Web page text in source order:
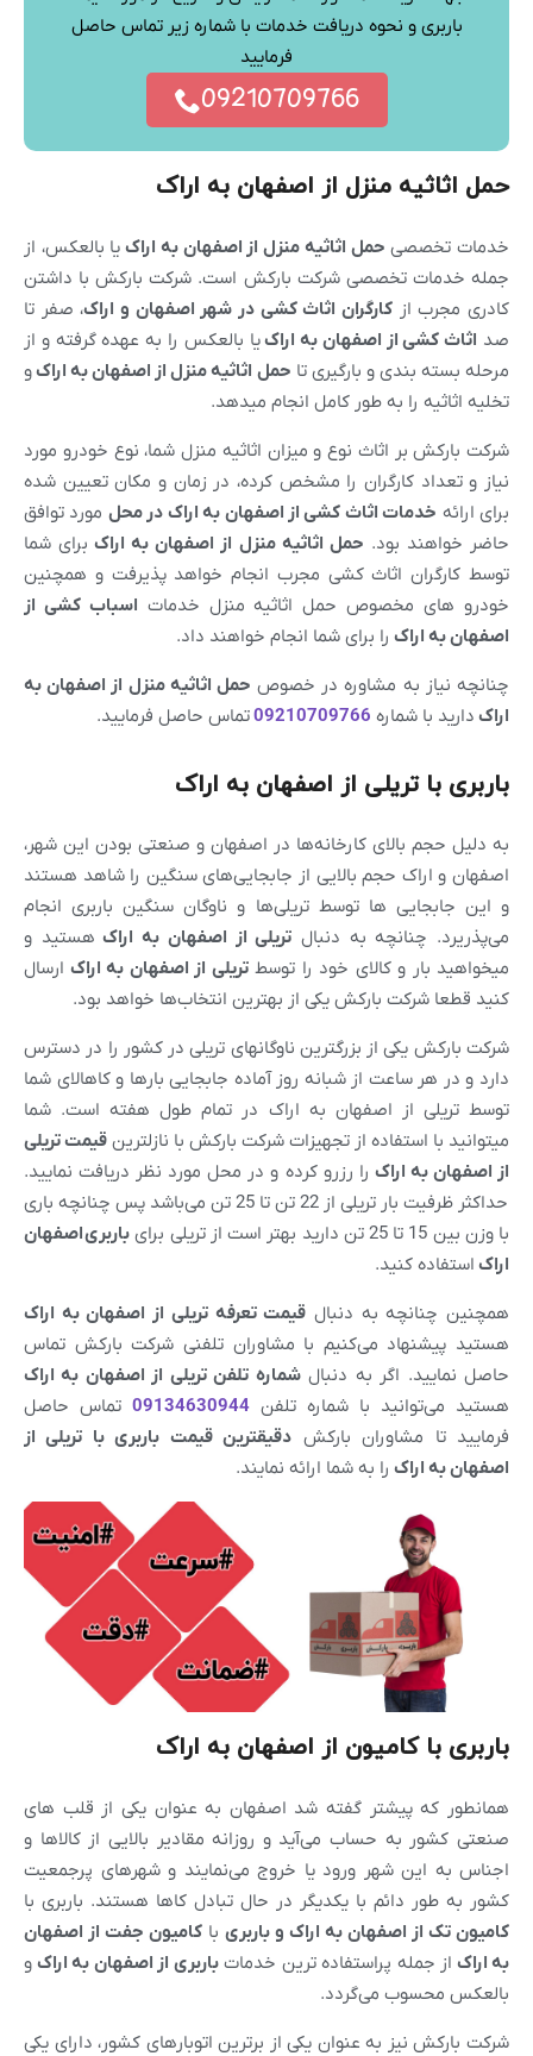
باربری و نحوه دریافت خدمات با شماره زیر تماس حاصل
فرمایید
09210709766
حمل اثاثیه منزل از اصفهان به اراک
خدمات تخصصی حمل اثاثیه منزل از اصفهانبه اراک یا بالعکس، از
جمله خدمات تخصصی شرکت بارکش است. شرکت بارکش با داشتن
کادری مجرب از کارگران اثاث کشی در شهر اصفهان و اراک، صفر تا
صد اثاث کشی از اصفهان به اراکیا بالعکس را به عهده گرفته و از
مرحله بسته بندی و بارگیری تا حمل اثاثیه منزل از اصفهانبه اراکو
تخلیه اثاثیه را به طور کامل انجام میدهد.
شرکت بارکش بر اثاث نوع و میزان اثاثیه منزل شما، نوع خودرو مورد
نیاز و تعداد کارگران را مشخص کرده، در زمان و مکان تعیین شده
برای ارائه خدمات اثاث کشی از اصفهان به اراک در محل مورد توافق
حاضر خواهند بود. حمل اثاثیه منزل از اصفهان به اراک برای شما
توسط کارگران اثاث کشی مجرب انجام خواهد پذیرفت و همچنین
خودرو های مخصوص حمل اثاثیه منزل خدمات اسباب کشی از
اصفهانبه اراک را برای شما انجام خواهند داد.
چنانچه نیاز به مشاوره در خصوص حمل اثاثیه منزل از اصفهان به
اراک دارید با شماره 09210709766تماس حاصل فرمایید.
باربری با تریلی از اصفهان به اراک
به دلیل حجم بالای کارخانه‌ها در اصفهان و صنعتی بودن این شهر،
اصفهان و اراک حجم بالایی از جابجایی‌های سنگین را شاهد هستند
و این جابجایی ها توسط تریلی‌ها و ناوگان سنگین باربری انجام
می‌پذریرد. چنانچه به دنبال تریلی از اصفهان به اراک هستید و
میخواهید بار و کالای خود را توسطتریلی از اصفهان به اراک ارسال
کنید قطعا شرکت بارکش یکی از بهترین انتخاب‌ها خواهد بود.
شرکت بارکش یکی از بزرگترین ناوگانهای تریلی در کشور را در دسترس
دارد و در هر ساعت از شبانه روز آماده جابجایی بارها و کاهالای شما
توسط تریلی از اصفهان به اراک در تمام طول هفته است. شما
میتوانید با استفاده از تجهیزات شرکت بارکش با نازلترین قیمت تریلی
از اصفهانبه اراک را رزرو کرده و در محل مورد نظر دریافت نمایید.
حداکثر ظرفیت بار تریلی از 22 تن تا 25 تن می‌باشد پس چنانچه باری
با وزن بین 15 تا 25 تن دارید بهتر است از تریلی برای
باربریاصفهان
اراک استفاده کنید.
همچنین چنانچه به دنبال قیمت تعرفه تریلی از اصفهانبه اراک
هستید پیشنهاد می‌کنیم با مشاوران تلفنی شرکت بارکش تماس
حاصل نمایید. اگر به دنبالشماره تلفن تریلی از اصفهان به اراک
هستید می‌توانید با شماره تلفن 09134630944 تماس حاصل
فرمایید تا مشاوران بارکش دقیقترین قیمت باربری با تریلی از
اصفهانبه اراک را به شما ارائه نمایند.
باربری با کامیون از اصفهان به اراک
همانطور که پیشتر گفته شد اصفهان به عنوان یکی از قلب های
صنعتی کشور به حساب می‌آید و روزانه مقادیر بالایی از کالاها و
اجناس به این شهر ورود یا خروج می‌نمایند و شهرهای پرجمعیت
کشور به طور دائم با یکدیگر در حال تبادل کاها هستند. باربری با
کامیون تک از اصفهان به اراک و باربری با کامیون جفت از اصفهان
به اراک از جمله پراستفاده ترین خدماتباربری از اصفهان به اراک و
بالعکس محسوب می‌گردد.
شرکت بارکش نیز به عنوان یکی از برترین اتوبارهای کشور، دارای یکی